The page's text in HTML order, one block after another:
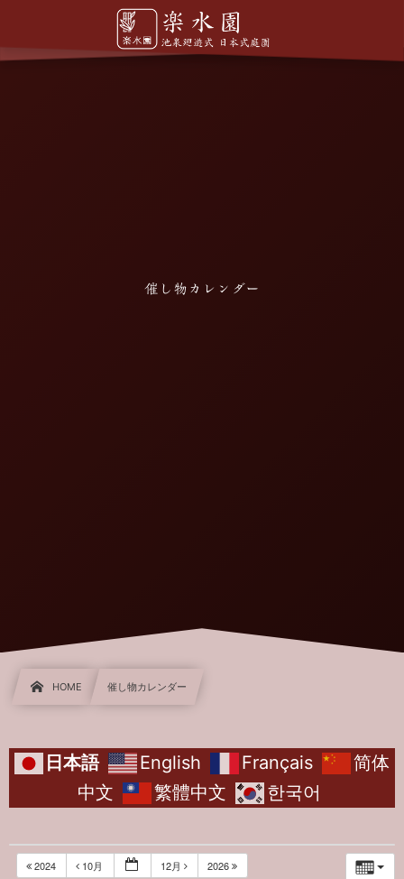
催し物カレンダー
HOME 催し物カレンダー
日本語 English Français
简体
中文
繁體中文 한국어
2024 10月 12月 2026